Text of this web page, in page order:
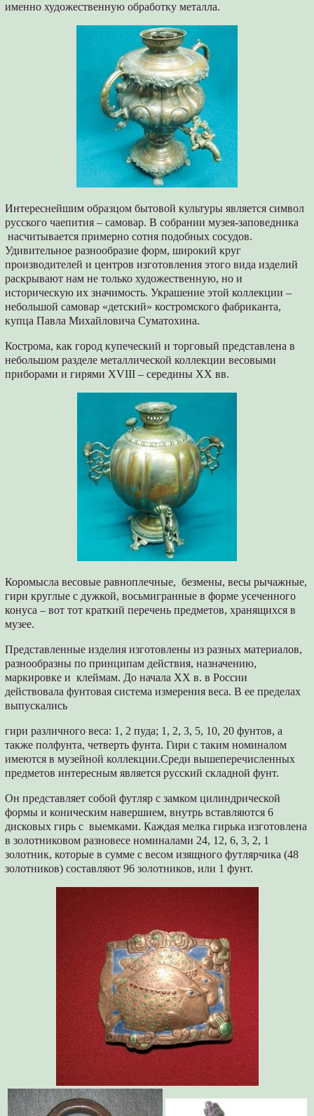
именно художественную обработку металла.
Интереснейшим образцом бытовой культуры является символ
русского чаепития – самовар. В собрании музея-заповедника
насчитывается примерно сотня подобных сосудов.
Удивительное разнообразие форм, широкий круг
производителей и центров изготовления этого вида изделий
раскрывают нам не только художественную, но и
историческую их значимость. Украшение этой коллекции –
небольшой самовар «детский» костромского фабриканта,
купца Павла Михайловича Суматохина.
Кострома, как город купеческий и торговый представлена в
небольшом разделе металлической коллекции весовыми
приборами и гирями XVIII – середины XX вв.
Коромысла весовые равноплечные, безмены, весы рычажные,
гири круглые с дужкой, восьмигранные в форме усеченного
конуса – вот тот краткий перечень предметов, хранящихся в
музее.
Представленные изделия изготовлены из разных материалов,
разнообразны по принципам действия, назначению,
маркировке и клеймам. До начала XX в. в России
действовала фунтовая система измерения веса. В ее пределах
выпускались
гири различного веса: 1, 2 пуда; 1, 2, 3, 5, 10, 20 фунтов, а
также полфунта, четверть фунта. Гири с таким номиналом
имеются в музейной коллекции.Среди вышеперечисленных
предметов интересным является русский складной фунт.
Он представляет собой футляр с замком цилиндрической
формы и коническим навершием, внутрь вставляются 6
дисковых гирь с выемками. Каждая мелка гирька изготовлена
в золотниковом разновесе номиналами 24, 12, 6, 3, 2, 1
золотник, которые в сумме с весом изящного футлярчика (48
золотников) составляют 96 золотников, или 1 фунт.